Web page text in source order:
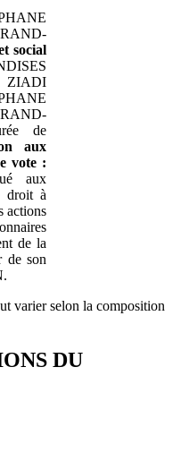
social
ZIADI
de
aux
vote :
aux
droit à
actions
de la
de son
varier selon la composition
DU